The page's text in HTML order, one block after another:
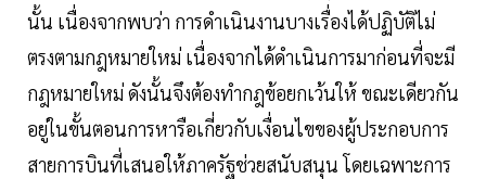
นั้น เนื่องจากพบว่า การดำเนินงานบางเรื่องได้ปฏิบัติไม่
ตรงตามกฎหมายใหม่ เนื่องจากได้ดำเนินการมาก่อนที่จะมี
กฎหมายใหม่ ดังนั้นจึงต้องทำกฎข้อยกเว้นให้ ขณะเดียวกัน
อยู่ในขั้นตอนการหารือเกี่ยวกับเงื่อนไขของผู้ประกอบการ
สายการบินที่เสนอให้ภาครัฐช่วยสนับสนุน โดยเฉพาะการ